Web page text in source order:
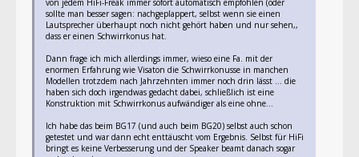
von jedem HiFi-Freak immer sofort automatisch empfohlen (oder
sollte man besser sagen: nachgeplappert, selbst wenn sie einen
Lautsprecher überhaupt noch nicht gehört haben und nur sehen,,
dass er einen Schwirrkonus hat.
Dann frage ich mich allerdings immer, wieso eine Fa. mit der
enormen Erfahrung wie Visaton die Schwirrkonusse in manchen
Modellen trotzdem nach Jahrzehnten immer noch drin lässt ... die
haben sich doch irgendwas gedacht dabei, schließlich ist eine
Konstruktion mit Schwirrkonus aufwändiger als eine ohne...
Ich habe das beim BG17 (und auch beim BG20) selbst auch schon
getestet und war dann echt enttäuscht vom Ergebnis. Selbst für HiFi
bringt es keine Verbesserung und der Speaker beamt danach sogar